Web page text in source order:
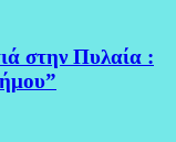
στην Πυλαία :